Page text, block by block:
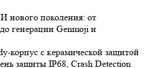
нового поколения: от
генерации Genmoji и
с керамической защитой
защиты IP68, Crash Detection